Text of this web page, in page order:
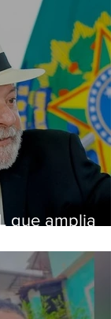
que amplia